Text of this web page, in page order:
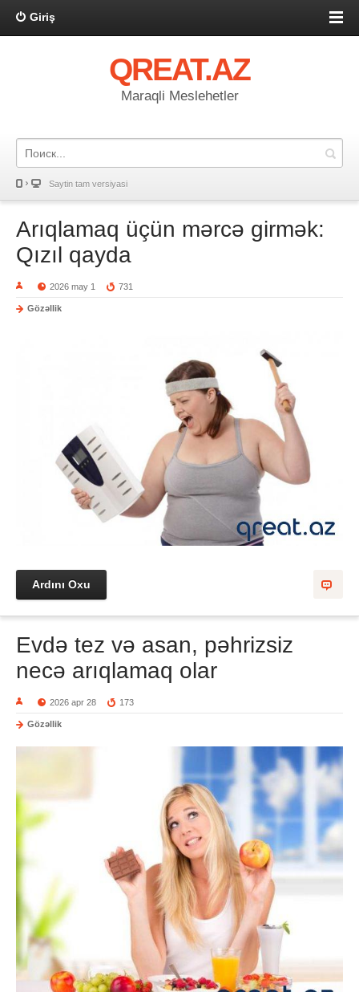
Giriş
QREAT.AZ
Maraqli Meslehetler
Saytin tam versiyasi
Arıqlamaq üçün mərcə girmək:
Qızıl qayda
2026 may 1 731
Gözəllik
Ardını Oxu
Evdə tez və asan, pəhrizsiz
necə arıqlamaq olar
2026 apr 28 173
Gözəllik